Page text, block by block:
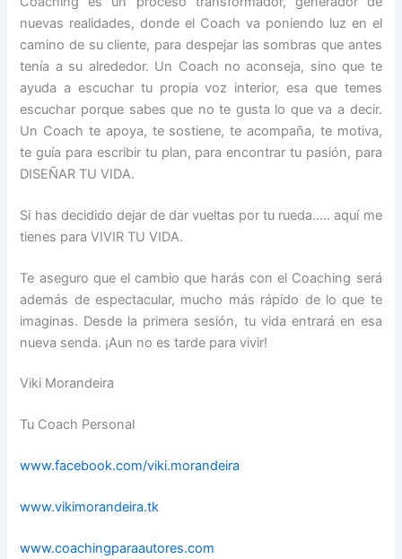
nuevas realidades, donde el Coach va poniendo luz en el
camino de su cliente, para despejar las sombras que antes
tenía a su alrededor. Un Coach no aconseja, sino que te
ayuda a escuchar tu propia voz interior, esa que temes
escuchar porque sabes que no te gusta lo que va a decir.
Un Coach te apoya, te sostiene, te acompaña, te motiva,
te guía para escribir tu plan, para encontrar tu pasión, para
DISEÑAR TU VIDA.
Si has decidido dejar de dar vueltas por tu rueda….. aquí me
tienes para VIVIR TU VIDA.
Te aseguro que el cambio que harás con el Coaching será
además de espectacular, mucho más rápido de lo que te
imaginas. Desde la primera sesión, tu vida entrará en esa
nueva senda. ¡Aun no es tarde para vivir!
Viki Morandeira
Tu Coach Personal
www.facebook.com/viki.morandeira
www.vikimorandeira.tk
www.coachingparaautores.com